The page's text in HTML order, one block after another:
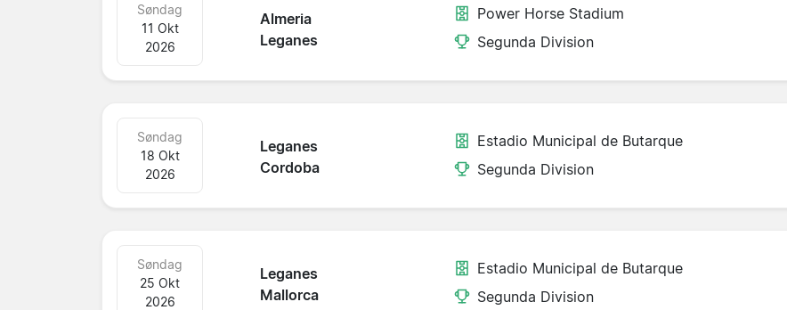
Almeria
Leganes
Søndag
11 Okt
2026
Power Horse Stadium
Segunda Division
Leganes
Cordoba
Søndag
18 Okt
2026
Estadio Municipal de Butarque
Segunda Division
Leganes
Mallorca
Søndag
25 Okt
2026
Estadio Municipal de Butarque
Segunda Division